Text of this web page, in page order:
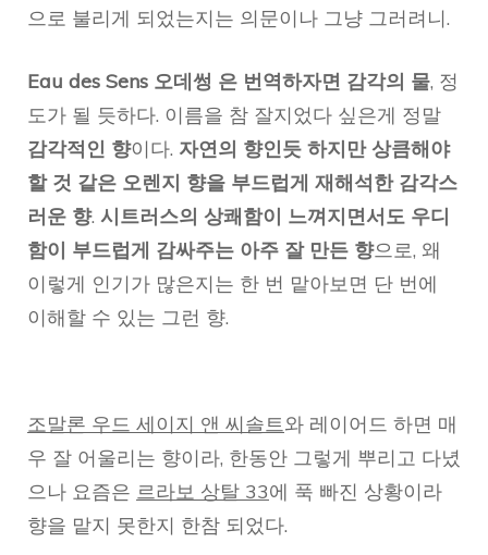
으로 불리게 되었는지는 의문이나 그냥 그러려니.
Eau des Sens 오데썽 은 번역하자면 감각의 물, 정
도가 될 듯하다. 이름을 참 잘지었다 싶은게 정말
감각적인 향이다. 자연의 향인듯 하지만 상큼해야
할 것 같은 오렌지 향을 부드럽게 재해석한 감각스
러운 향. 시트러스의 상쾌함이 느껴지면서도 우디
함이 부드럽게 감싸주는 아주 잘 만든 향으로, 왜
이렇게 인기가 많은지는 한 번 맡아보면 단 번에
이해할 수 있는 그런 향.
조말론 우드 세이지 앤 씨솔트와 레이어드 하면 매
우 잘 어울리는 향이라, 한동안 그렇게 뿌리고 다녔
으나 요즘은 르라보 상탈 33에 푹 빠진 상황이라
향을 맡지 못한지 한참 되었다.